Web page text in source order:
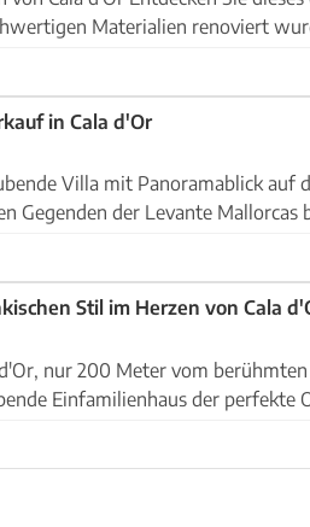
Materialien renoviert
in Cala d'Or
Villa mit Panoramablick auf
Gegenden der Levante Mallorcas
Stil im Herzen von Cala
nur 200 Meter vom
Einfamilienhaus der perfekte